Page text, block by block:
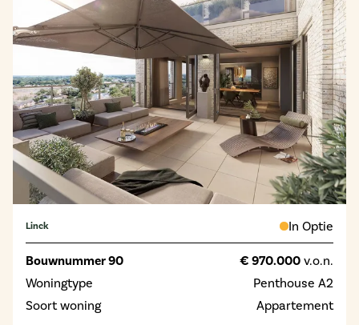
Linck In Optie
Bouwnummer 90 € 970.000 v.o.n.
Woningtype
Penthouse A2
Soort woning
Appartement